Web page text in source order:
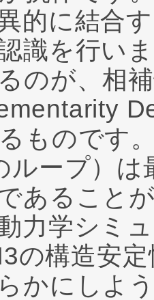
的に結合
識を行い
のが、相
ものです
ループ）は
あること
力学シミ
の構造安
かにしよ